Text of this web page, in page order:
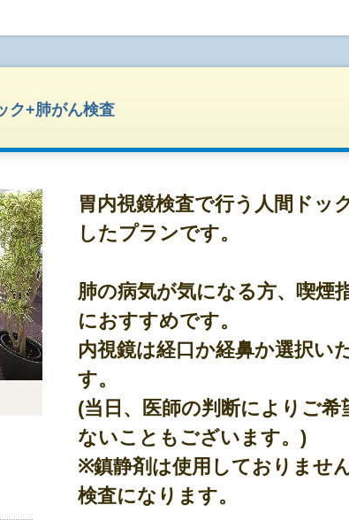
◇婦人科検診や腫瘍マーカーなどのオプションも幅
(ご希望される方は、予約内容入力画面からご選択く
◎検査時間について
◎その他のポイント
※駐車場は無料ではございません。
近隣契約店でご利用可能なお食事券をお渡しして
※注意事項
≪お申込み前にご確認ください≫
◇このプランは、個人向けプランの為以下の提供が
①健康保険組合/会社補助の利用(領収証は会計窓口で
②健康保険組合/会社向けサービス、又はそれに類似
(請求書対応・検査結果の複製・電子媒体での結果
※Tポイントのご利用や受け取りをご希望の方は、予
ク+肺がん検査
胃内視鏡検査で行う人間ドッ
したプランです。
肺の病気が気になる方、喫煙
におすすめです。
内視鏡は経口か経鼻か選択い
す。
(当日、医師の判断によりご希
ないこともございます。)
※鎮静剤は使用しておりませ
検査になります。